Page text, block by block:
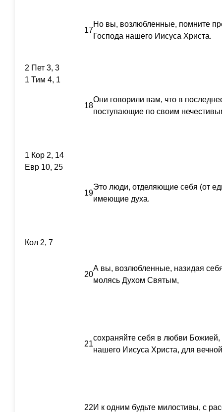
17
Но вы, возлюбленные, помните
Господа нашего Иисуса Христа.
2 Пет 3, 3
1 Тим 4, 1
18
Они говорили вам, что в
поступающие по своим
1 Кор 2, 14
Евр 10, 25
19
Это люди, отделяющие себя (от
имеющие духа.
Кол 2, 7
20
А вы, возлюбленные, назидая
молясь Духом Святым,
21
сохраняйте себя в любви
нашего Иисуса Христа, для
22И к одним будьте милостивы, с